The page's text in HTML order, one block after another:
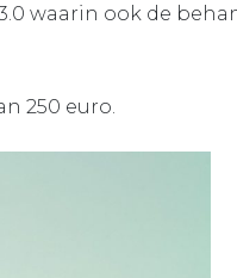
waarin ook de
250 euro.